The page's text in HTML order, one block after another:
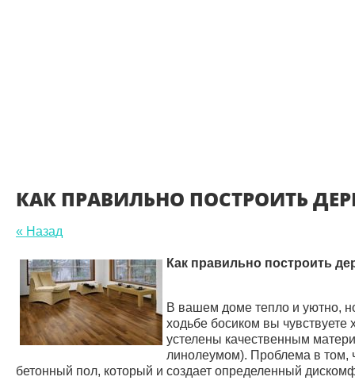
КАК ПРАВИЛЬНО ПОСТРОИТЬ
« Назад
Как правильно построить
В вашем доме тепло и уютно,
ходьбе босиком вы чувствуете
устелены качественным
линолеумом). Проблема в том,
бетонный пол, который и создает определенный